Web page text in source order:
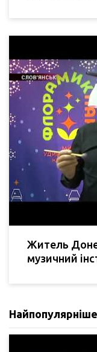
Житель
музичний
Найпопулярніше